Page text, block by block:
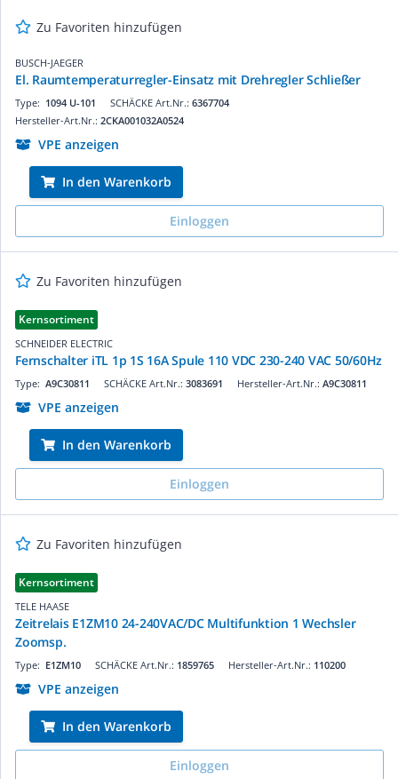
Zu Favoriten hinzufügen
BUSCH-JAEGER
El. Raumtemperaturregler-Einsatz mit Drehregler Schließer
SCHÄCKE Art.Nr.: 6367704
Type: 1094 U-101
Hersteller-Art.Nr.: 2CKA001032A0524
VPE anzeigen
In den Warenkorb
Einloggen
Zu Favoriten hinzufügen
Kernsortiment
SCHNEIDER ELECTRIC
Fernschalter iTL 1p 1S 16A Spule 110 VDC 230-240 VAC 50/60Hz
SCHÄCKE Art.Nr.: 3083691
Type: A9C30811 Hersteller-Art.Nr.: A9C30811
VPE anzeigen
In den Warenkorb
Einloggen
Zu Favoriten hinzufügen
Kernsortiment
TELE HAASE
Zeitrelais E1ZM10 24-240VAC/DC Multifunktion 1 Wechsler
Zoomsp.
SCHÄCKE Art.Nr.: 1859765
Type: E1ZM10 Hersteller-Art.Nr.: 110200
VPE anzeigen
In den Warenkorb
Einloggen